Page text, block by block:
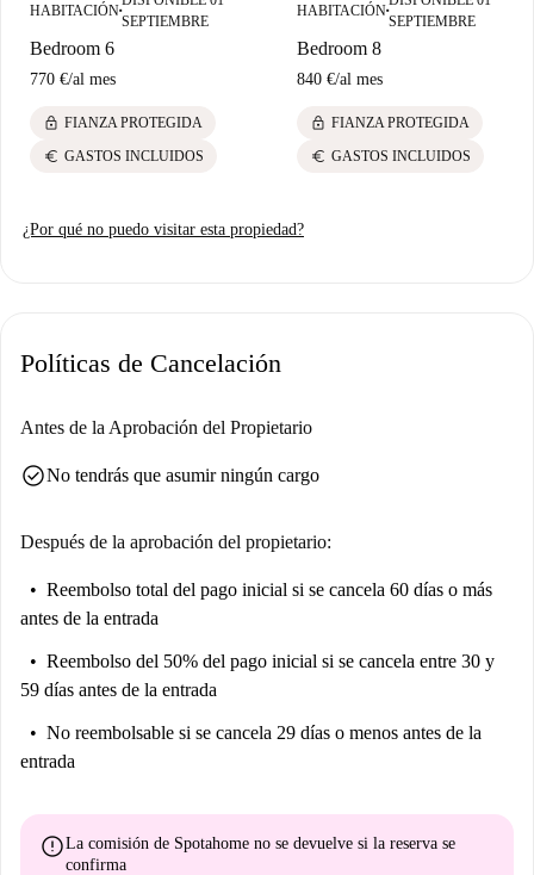
culturales. Mejora tu estilo de vida en esta vibrante zona.
HABITACIÓN■
SEPTIEMBRE
Bedroom 6
770 €/al mes
lock FIANZA PROTEGIDA
euro GASTOS INCLUIDOS
HABITACIÓN■
SEPTIEMBRE
Bedroom 8
840 €/al mes
lock FIANZA PROTEGIDA
euro GASTOS INCLUIDOS
¿Por qué no puedo visitar esta propiedad?
Políticas de Cancelación
Antes de la Aprobación del Propietario
check_circleNo tendrás que asumir ningún cargo
Después de la aprobación del propietario:
Reembolso total del pago inicial si se cancela 60 días o más
antes de la entrada
Reembolso del 50% del pago inicial si se cancela entre 30 y
59 días antes de la entrada
No reembolsable si se cancela 29 días o menos antes de la
entrada
errorLa comisión de Spotahome no se devuelve si la reserva se
confirma